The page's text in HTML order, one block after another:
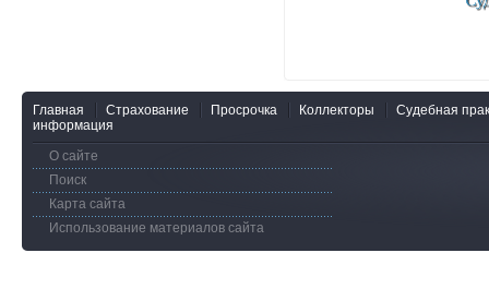
Главная Страхование Просрочка Коллекторы
Судебная
информация
О сайте
Поиск
Карта сайта
Использование материалов сайта